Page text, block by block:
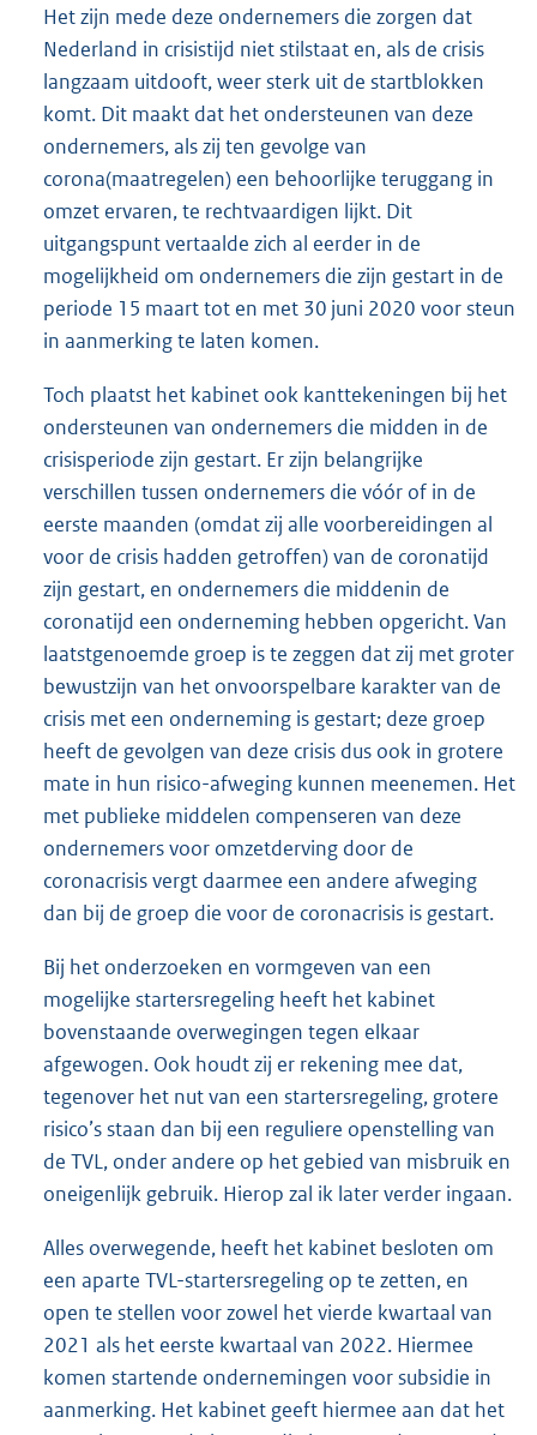
Het zijn mede deze ondernemers die zorgen dat
Nederland in crisistijd niet stilstaat en, als de crisis
langzaam uitdooft, weer sterk uit de startblokken
komt. Dit maakt dat het ondersteunen van deze
ondernemers, als zij ten gevolge van
corona(maatregelen) een behoorlijke teruggang in
omzet ervaren, te rechtvaardigen lijkt. Dit
uitgangspunt vertaalde zich al eerder in de
mogelijkheid om ondernemers die zijn gestart in de
periode 15 maart tot en met 30 juni 2020 voor steun
in aanmerking te laten komen.
Toch plaatst het kabinet ook kanttekeningen bij het
ondersteunen van ondernemers die midden in de
crisisperiode zijn gestart. Er zijn belangrijke
verschillen tussen ondernemers die vóór of in de
eerste maanden (omdat zij alle voorbereidingen al
voor de crisis hadden getroffen) van de coronatijd
zijn gestart, en ondernemers die middenin de
coronatijd een onderneming hebben opgericht. Van
laatstgenoemde groep is te zeggen dat zij met groter
bewustzijn van het onvoorspelbare karakter van de
crisis met een onderneming is gestart; deze groep
heeft de gevolgen van deze crisis dus ook in grotere
mate in hun risico-afweging kunnen meenemen. Het
met publieke middelen compenseren van deze
ondernemers voor omzetderving door de
coronacrisis vergt daarmee een andere afweging
dan bij de groep die voor de coronacrisis is gestart.
Bij het onderzoeken en vormgeven van een
mogelijke startersregeling heeft het kabinet
bovenstaande overwegingen tegen elkaar
afgewogen. Ook houdt zij er rekening mee dat,
tegenover het nut van een startersregeling, grotere
risico’s staan dan bij een reguliere openstelling van
de TVL, onder andere op het gebied van misbruik en
oneigenlijk gebruik. Hierop zal ik later verder ingaan.
Alles overwegende, heeft het kabinet besloten om
een aparte TVL-startersregeling op te zetten, en
open te stellen voor zowel het vierde kwartaal van
2021 als het eerste kwartaal van 2022. Hiermee
komen startende ondernemingen voor subsidie in
aanmerking. Het kabinet geeft hiermee aan dat het